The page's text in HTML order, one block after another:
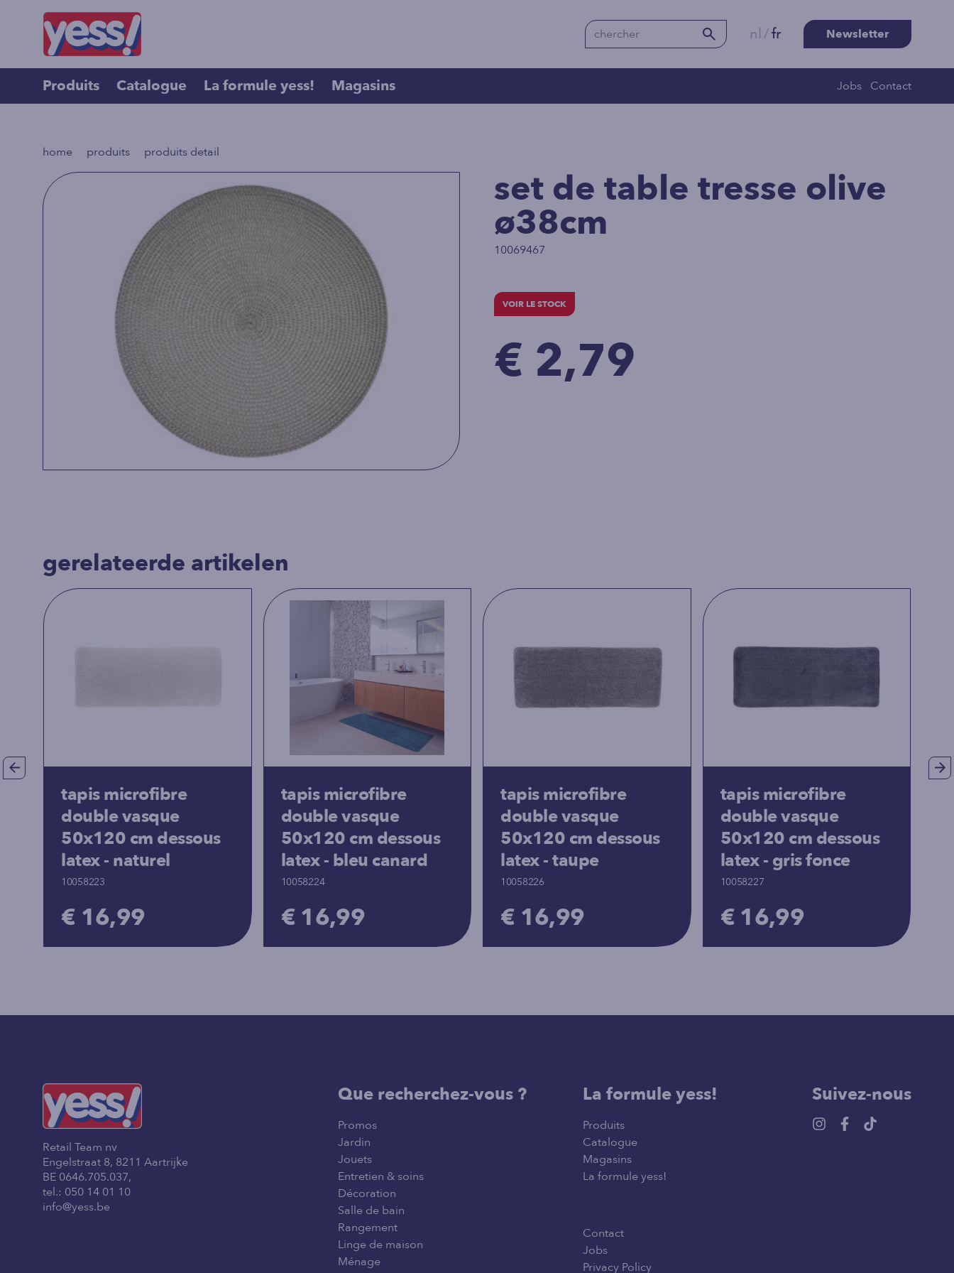
nl/fr Newsletter
Produits Catalogue La formule yess! Magasins Jobs Contact
home produits produits detail
set de table tresse olive
ø38cm
10069467
VOIR LE STOCK
€ 2,79
gerelateerde artikelen
tapis microfibre
double vasque
50x120 cm dessous
latex - naturel
10058223
€ 16,99
tapis microfibre
double vasque
50x120 cm dessous
latex - bleu canard
10058224
€ 16,99
tapis microfibre
double vasque
50x120 cm dessous
latex - taupe
10058226
€ 16,99
tapis microfibre
double vasque
50x120 cm dessous
latex - gris fonce
10058227
€ 16,99
Retail Team nv
Engelstraat 8, 8211 Aartrijke
BE 0646.705.037,
tel.: 050 14 01 10
info@yess.be
Que recherchez-vous ?
Promos
Jardin
Jouets
Entretien & soins
Décoration
Salle de bain
Rangement
Linge de maison
Ménage
La formule yess!
Produits
Catalogue
Magasins
La formule yess!
Contact
Jobs
Privacy Policy
Suivez-nous